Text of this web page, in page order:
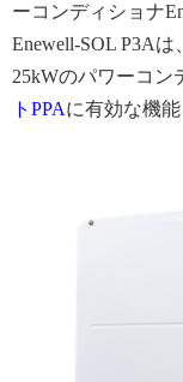
ーコンディショナ
Enewell-SOL P3A
25kWのパワーコン
トPPAに有効な機